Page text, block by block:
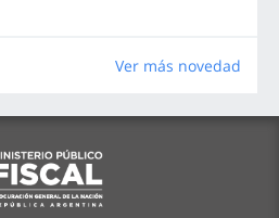
Ver más novedad